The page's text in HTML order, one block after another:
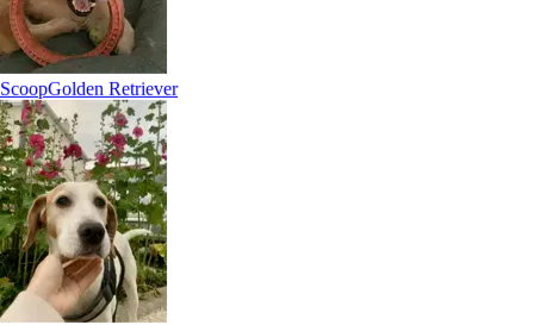
ScoopGolden Retriever